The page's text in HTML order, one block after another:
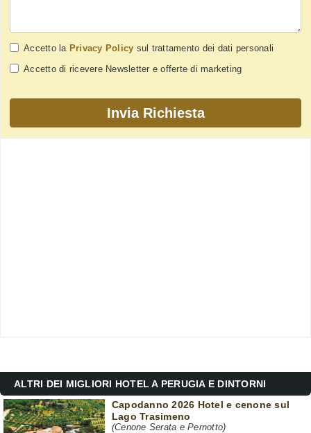
Accetto la Privacy Policy sul trattamento dei dati personali
Accetto di ricevere Newsletter e offerte di marketing
ALTRI DEI MIGLIORI HOTEL A PERUGIA E DINTORNI
Capodanno 2026 Hotel e cenone sul
Lago Trasimeno
(Cenone Serata e Pernotto)